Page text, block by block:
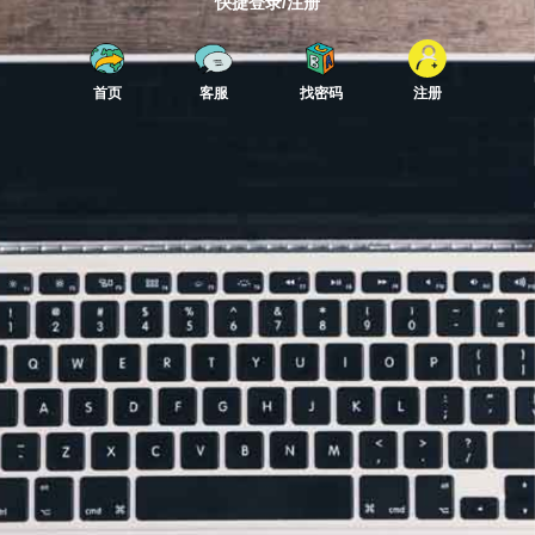
首页 客服 找密码 注册